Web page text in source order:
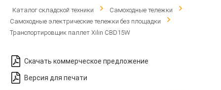
Каталог складской техники
Самоходные тележки
Самоходные электрические тележки без площадки
Транспортировщик паллет Xilin CBD15W
Скачать коммерческое предложение
Версия для печати